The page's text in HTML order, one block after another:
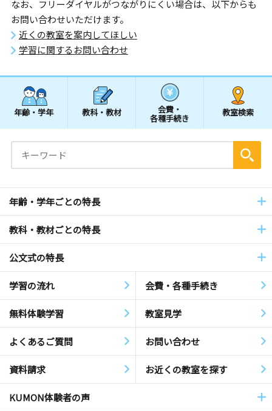
なお、フリーダイヤルがつながりにくい場合は、以下からも
お問い合わせいただけます。
近くの教室を案内してほしい
学習に関するお問い合わせ
年齢・学年 教科・教材 会費・
各種手続き
教室検索
年齢・学年ごとの特長
教科・教材ごとの特長
公文式の特長
学習の流れ 会費・各種手続き
無料体験学習 教室見学
よくあるご質問 お問い合わせ
資料請求 お近くの教室を探す
KUMON体験者の声